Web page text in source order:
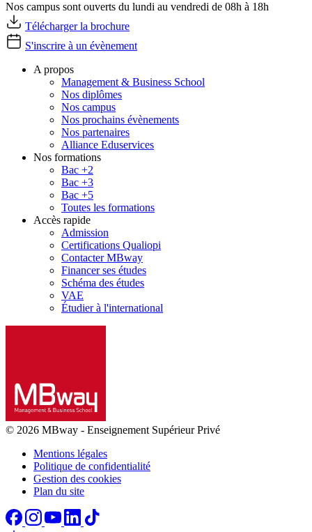
Nos campus sont ouverts du lundi au vendredi de 08h à 18h
Télécharger la brochure
S'inscrire à un évènement
A propos
Management & Business School
Nos diplômes
Nos campus
Nos prochains évènements
Nos partenaires
Alliance Eduservices
Nos formations
Bac +2
Bac +3
Bac +5
Toutes les formations
Accès rapide
Admission
Certifications Qualiopi
Contacter MBway
Financer ses études
Schéma des études
VAE
Étudier à l'international
© 2026 MBway - Enseignement Supérieur Privé
Mentions légales
Politique de confidentialité
Gestion des cookies
Plan du site